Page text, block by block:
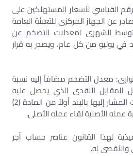
القياسي لأسعار المستهلكين على
عن الجهاز المركزى للتعبئة العامة
الشهرى لمعدلات التضخم عن
يوليو من كل عام، ويصدر به قرار
معدل التضخم مضافاً إليه نسبة
المقابل النقدى الذي يحصل عليه
المؤمن عليه من الفئات المشار إليها بالبند أولاً من المادة (2)
الأصلية لقاء عمله الأصلى.
لهذا القانون عناصر حساب أجر
والأقصى له.